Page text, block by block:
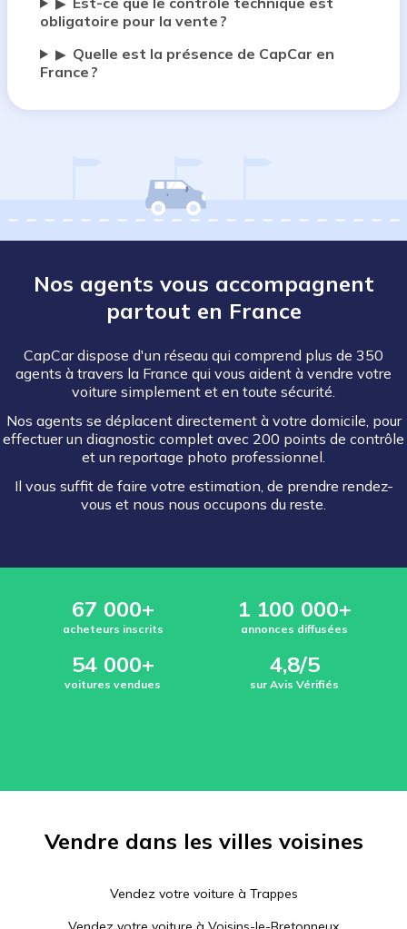
▶
obligatoire pour la vente ?
▶ Quelle est la présence de CapCar en
France ?
Nos agents vous accompagnent
partout en France
CapCar dispose d'un réseau qui comprend plus de 350
agents à travers la France qui vous aident à vendre votre
voiture simplement et en toute sécurité.
Nos agents se déplacent directement à votre domicile, pour
effectuer un diagnostic complet avec 200 points de contrôle
et un reportage photo professionnel.
Il vous suffit de faire votre estimation, de prendre rendez-
vous et nous nous occupons du reste.
67 000+
acheteurs inscrits
1 100 000+
annonces diffusées
54 000+
voitures vendues
4,8/5
sur Avis Vérifiés
Vendre dans les villes voisines
Vendez votre voiture à Trappes